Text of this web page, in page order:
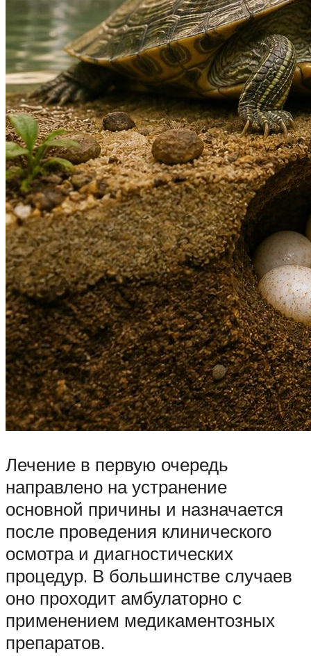
Лечение в первую очередь
направлено на устранение
основной причины и назначается
после проведения клинического
осмотра и диагностических
процедур. В большинстве случаев
оно проходит амбулаторно с
применением медикаментозных
препаратов.